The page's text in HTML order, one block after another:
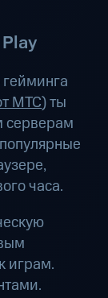
МТС) ты
серверам
часа.
играм.